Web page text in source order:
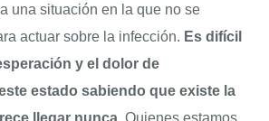
una situación en la que no se
actuar sobre la infección. Es difícil
y el dolor de
estado sabiendo que existe la
llegar nunca. Quienes estamos